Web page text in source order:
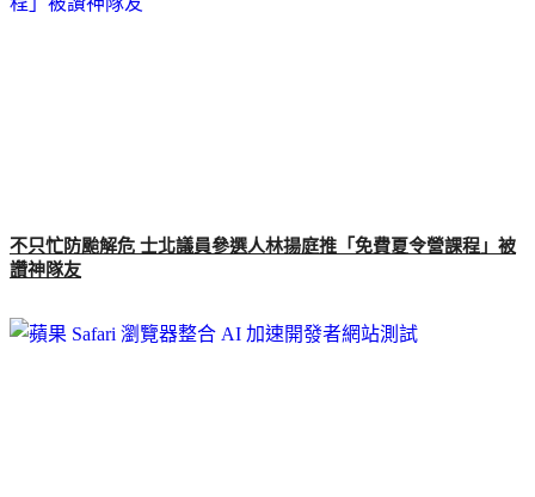
不只忙防颱解危 士北議員參選人林揚庭推「免費夏令營課程」被
讚神隊友